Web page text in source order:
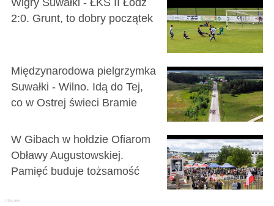
Wigry Suwałki - ŁKS II Łódź
2:0. Grunt, to dobry początek
Międzynarodowa pielgrzymka
Suwałki - Wilno. Idą do Tej,
co w Ostrej świeci Bramie
W Gibach w hołdzie Ofiarom
Obławy Augustowskiej.
Pamięć buduje tożsamość